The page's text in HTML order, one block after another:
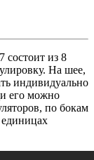
состоит из 8
На шее,
индивидуально
его можно
по бокам